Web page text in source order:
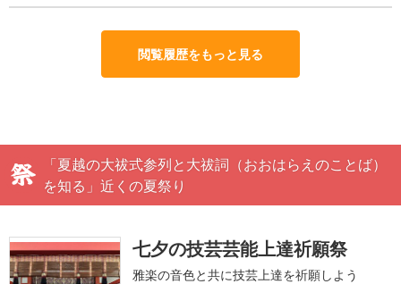
閲覧履歴をもっと見る
「夏越の大祓式参列と大祓詞（おおはらえのことば）
を知る」近くの夏祭り
七夕の技芸芸能上達祈願祭
雅楽の音色と共に技芸上達を祈願しよう